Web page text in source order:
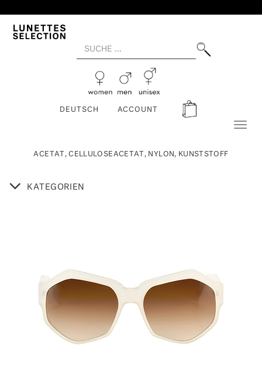
DEUTSCH ACCOUNT
ACETAT, CELLULOSEACETAT, NYLON, KUNSTSTOFF
KATEGORIEN